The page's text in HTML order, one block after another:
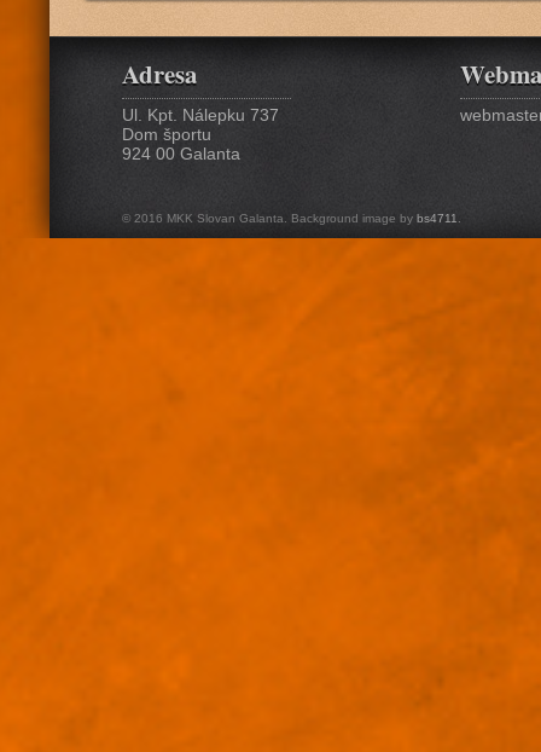
Adresa
Ul. Kpt. Nálepku 737
Dom športu
924 00 Galanta
© 2016 MKK Slovan Galanta. Background image by bs4711